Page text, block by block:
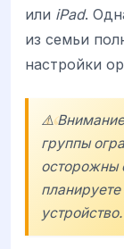
или iPad.
из семьи
настройки
⚠️
группы
осторожны
устройство.